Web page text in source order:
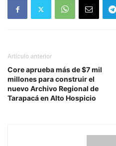
Artículo anterior
Core aprueba más de $7 mil
millones para construir el
nuevo Archivo Regional de
Tarapacá en Alto Hospicio